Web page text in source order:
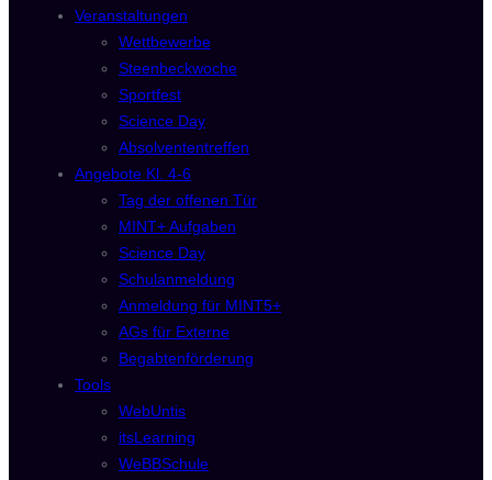
Veranstaltungen
Wettbewerbe
Steenbeckwoche
Sportfest
Science Day
Absolvententreffen
Angebote Kl. 4-6
Tag der offenen Tür
MINT+ Aufgaben
Science Day
Schulanmeldung
Anmeldung für MINT5+
AGs für Externe
Begabtenförderung
Tools
WebUntis
itsLearning
WeBBSchule